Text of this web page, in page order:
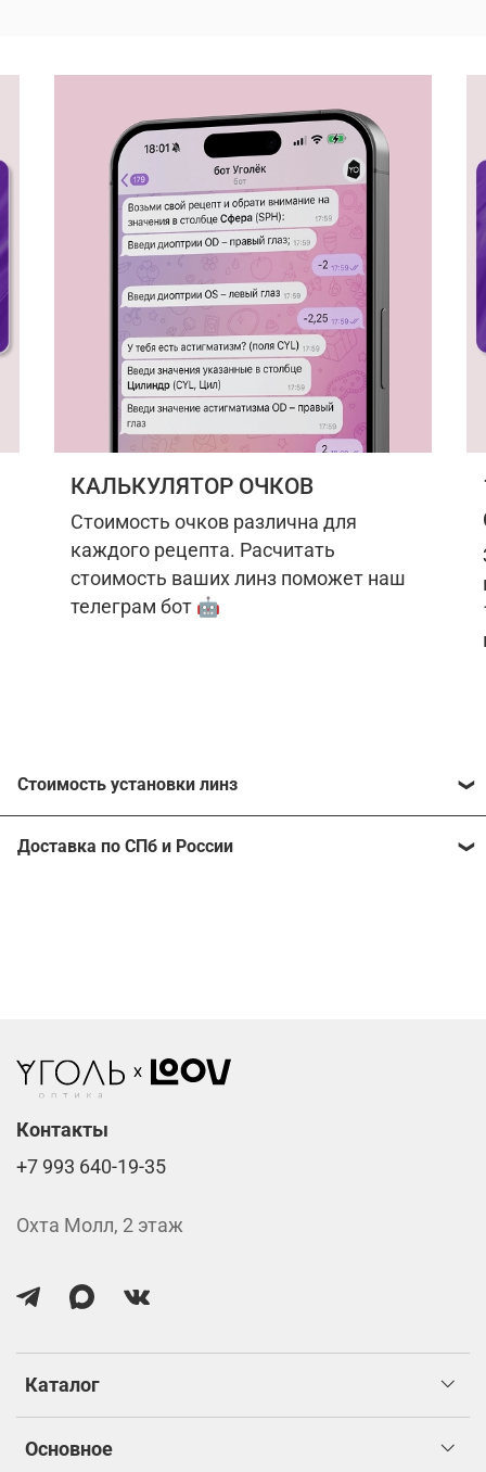
КАЛЬКУЛЯТОР ОЧКОВ
Стоимость очков различна для
каждого рецепта. Расчитать
стоимость ваших линз поможет наш
телеграм бот 🤖
Стоимость установки линз
Расчитать стоимость ваших линз поможет
Стоимость указана за две линзы вместе с
изготовлением.
Доставка по СПб и России
Каталог
Основное
Контакты
+7 993 640-19-35
Охта Молл, 2 этаж